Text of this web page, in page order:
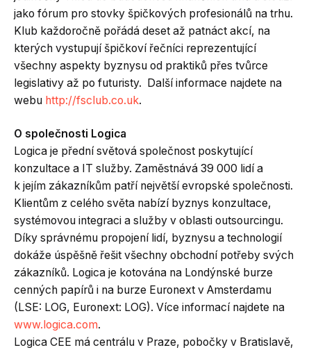
jako fórum pro stovky špičkových profesionálů na trhu.
Klub každoročně pořádá deset až patnáct akcí, na
kterých vystupují špičkoví řečníci reprezentující
všechny aspekty byznysu od praktiků přes tvůrce
legislativy až po futuristy. Další informace najdete na
webu http://fsclub.co.uk.
O společnosti Logica
Logica je přední světová společnost poskytující
konzultace a IT služby. Zaměstnává 39 000 lidí a
k jejím zákazníkům patří největší evropské společnosti.
Klientům z celého světa nabízí byznys konzultace,
systémovou integraci a služby v oblasti outsourcingu.
Díky správnému propojení lidí, byznysu a technologií
dokáže úspěšně řešit všechny obchodní potřeby svých
zákazníků. Logica je kotována na Londýnské burze
cenných papírů i na burze Euronext v Amsterdamu
(LSE: LOG, Euronext: LOG). Více informací najdete na
www.logica.com.
Logica CEE má centrálu v Praze, pobočky v Bratislavě,